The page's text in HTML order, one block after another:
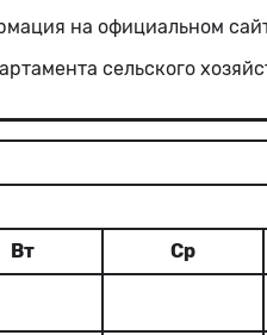
на официальном
сельского
Вт Ср